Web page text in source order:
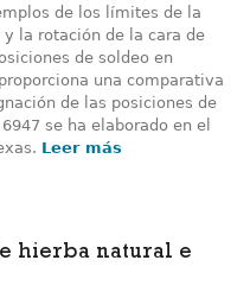
de los límites de la
la rotación de la cara de
de soldeo en
una comparativa
de las posiciones de
se ha elaborado en el
Leer más
hierba natural e